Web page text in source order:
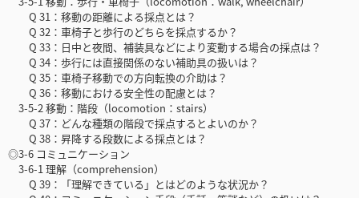
Q 31：移動の距離による採点とは？
Q 32：車椅子と歩行のどちらを採点するか？
Q 33：日中と夜間、補装具などにより変動する場合の採点は？
Q 34：歩行には直接関係のない補助具の扱いは？
Q 35：車椅子移動での方向転換の介助は？
Q 36：移動における安全性の配慮とは？
3-5-2 移動：階段（locomotion：stairs）
Q 37：どんな種類の階段で採点するとよいのか？
Q 38：昇降する段数による採点とは？
◎3-6 コミュニケーション
3-6-1 理解（comprehension）
Q 39：「理解できている」とはどのような状況か？